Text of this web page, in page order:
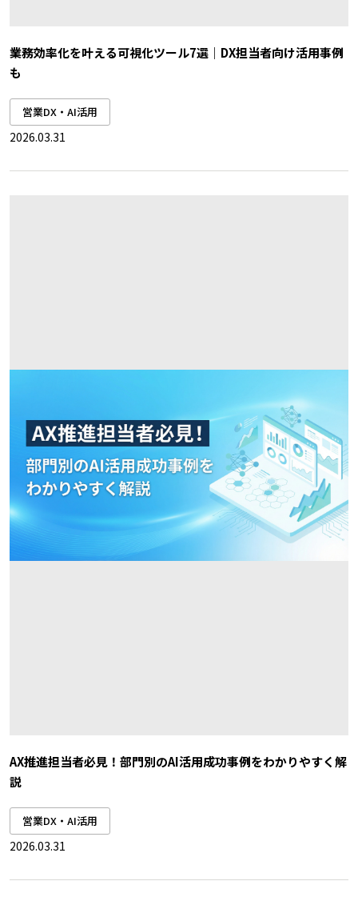
業務効率化を叶える可視化ツール7選｜DX担当者向け活用事例
も
営業DX・AI活用
2026.03.31
AX推進担当者必見！部門別のAI活用成功事例をわかりやすく解
説
営業DX・AI活用
2026.03.31